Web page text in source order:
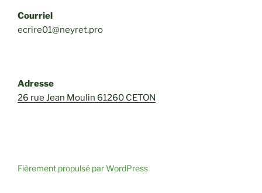
Courriel
ecrire01@neyret.pro
Adresse
26 rue Jean Moulin 61260 CETON
Fièrement propulsé par WordPress